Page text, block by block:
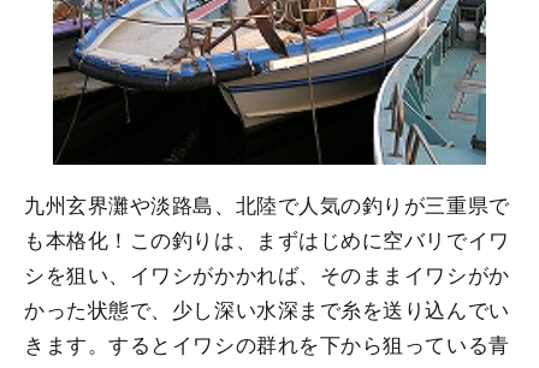
九州玄界灘や淡路島、北陸で人気の釣りが三重県で
も本格化！この釣りは、まずはじめに空バリでイワ
シを狙い、イワシがかかれば、そのままイワシがか
かった状態で、少し深い水深まで糸を送り込んでい
きます。するとイワシの群れを下から狙っている青